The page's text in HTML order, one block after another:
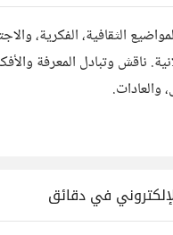
الثقافية، الفكرية،
ناقش وتبادل المعرفة
والعادات.
في دقائق